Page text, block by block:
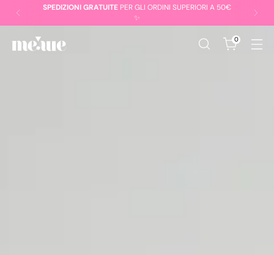
ISCRIVITI E RICEVI IL10% DI SCONTO SUL TUO PRIMO
ORDINE 🤍
0